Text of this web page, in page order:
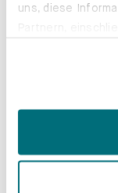
uns, diese
der EU,
Inhalte
deiner
ändern. Weitere